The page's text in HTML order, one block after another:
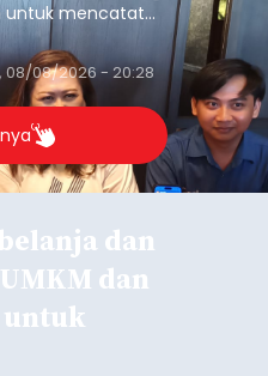
untuk mencatat
dari suatu
SMA 1
08/08/2026 - 20:28
dan
dan
untuk